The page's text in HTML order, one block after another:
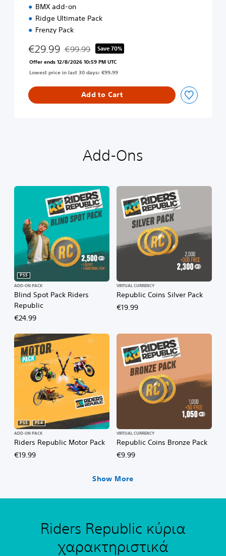
BMX add-on
Ridge Ultimate Pack
Frenzy Pack
€29.99 Discounted from original price of €99.99
€99.99 Save 70%
Offer ends 12/8/2026 10:59 PM UTC
Lowest price in last 30 days: €99.99
Add to Cart
Add-Ons
Blind Spot Pack Riders
Republic
PS5
ADD-ON PACK
€24.99
Republic Coins Silver Pack
VIRTUAL CURRENCY
€19.99
Riders Republic Motor Pack
PS5
PS4
ADD-ON PACK
€19.99
Republic Coins Bronze Pack
VIRTUAL CURRENCY
€9.99
Show More
Riders Republic κύρια
χαρακτηριστικά